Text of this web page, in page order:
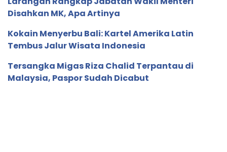
Disahkan MK, Apa Artinya
Kokain Menyerbu Bali: Kartel Amerika Latin
Tembus Jalur Wisata Indonesia
Tersangka Migas Riza Chalid Terpantau di
Malaysia, Paspor Sudah Dicabut